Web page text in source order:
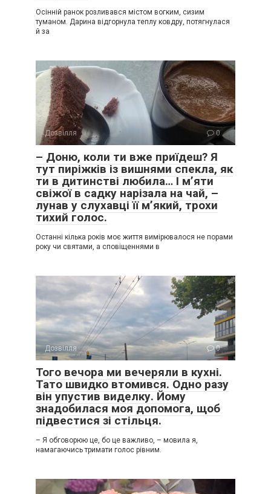
Осінній ранок розливався містом вогким, сизим
туманом. Дарина відгорнула теплу ковдру, потягнулася
й за
Дозвілля 0
– Доню, коли ти вже приїдеш? Я
тут пиріжків із вишнями спекла, як
ти в дитинстві любила… І м’яти
свіжої в садку нарізала на чай, –
лунав у слухавці її м’який, трохи
тихий голос.
Останні кілька років моє життя вимірювалося не порами
року чи святами, а сповіщеннями в
Дозвілля 0
Того вечора ми вечеряли в кухні.
Тато швидко втомився. Одно разу
він упустив виделку. Йому
знадобилася моя допомога, щоб
підвестися зі стільця.
– Я обговорюю це, бо це важливо, – мовила я,
намагаючись тримати голос рівним.